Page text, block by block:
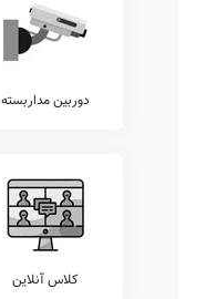
دوربین مداربسته
کلاس آنلاین